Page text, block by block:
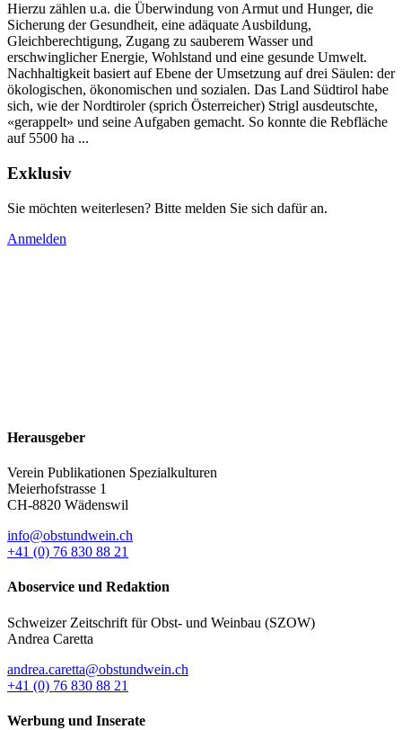
Hierzu zählen u.a. die Überwindung von Armut und Hunger, die
Sicherung der Gesundheit, eine adäquate Ausbildung,
Gleichberechtigung, Zugang zu sauberem Wasser und
erschwinglicher Energie, Wohlstand und eine gesunde Umwelt.
Nachhaltigkeit basiert auf Ebene der Umsetzung auf drei Säulen: der
ökologischen, ökonomischen und sozialen. Das Land Südtirol habe
sich, wie der Nordtiroler (sprich Österreicher) Strigl ausdeutschte,
«gerappelt» und seine Aufgaben gemacht. So konnte die Rebfläche
auf 5500 ha ...
Exklusiv
Sie möchten weiterlesen? Bitte melden Sie sich dafür an.
Anmelden
Herausgeber
Verein Publikationen Spezialkulturen
Meierhofstrasse 1
CH-8820 Wädenswil
info@obstundwein.ch
+41 (0) 76 830 88 21
Aboservice und Redaktion
Schweizer Zeitschrift für Obst- und Weinbau (SZOW)
Andrea Caretta
andrea.caretta@obstundwein.ch
+41 (0) 76 830 88 21
Werbung und Inserate